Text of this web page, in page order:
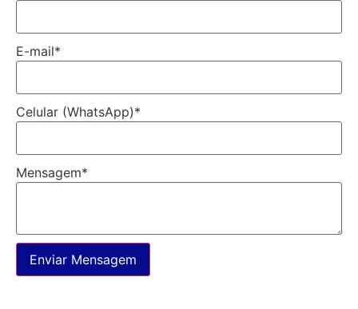
E-mail*
Celular (WhatsApp)*
Mensagem*
Enviar Mensagem